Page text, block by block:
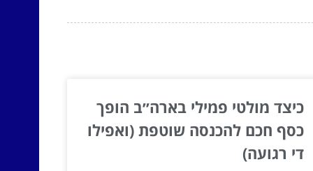
כיצד מולטי פמילי בארה״ב הופך
כסף חכם להכנסה שוטפת (ואפילו
די רגועה)